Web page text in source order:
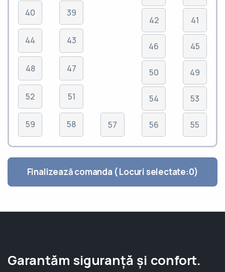
40
44
48
52
59
39
43
47
51
58 57
42
46
50
54
56
41
45
49
53
55
Finalizează comanda ( Locuri selectate:0)
Garantăm siguranță și confort.